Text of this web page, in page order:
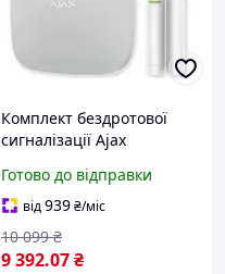
Комплект бездротової
сигналізації Ajax
Готово до відправки
від939₴/міс
9 392.07₴
10 099 ₴